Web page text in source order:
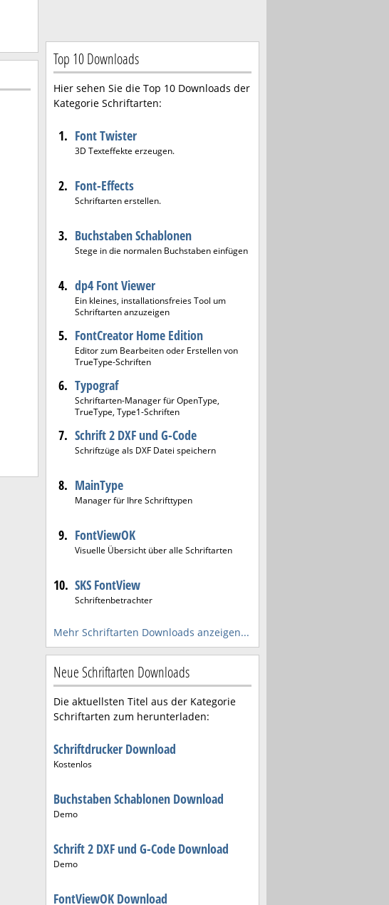
Top 10 Downloads
Hier sehen Sie die Top 10 Downloads der
Kategorie Schriftarten:
1. Font Twister
3D Texteffekte erzeugen.
2. Font-Effects
Schriftarten erstellen.
3. Buchstaben Schablonen
Stege in die normalen Buchstaben einfügen
4. dp4 Font Viewer
Ein kleines, installationsfreies Tool um
Schriftarten anzuzeigen
5. FontCreator Home Edition
Editor zum Bearbeiten oder Erstellen von
TrueType-Schriften
6. Typograf
Schriftarten-Manager für OpenType,
TrueType, Type1-Schriften
7. Schrift 2 DXF und G-Code
Schriftzüge als DXF Datei speichern
8. MainType
Manager für Ihre Schrifttypen
9. FontViewOK
Visuelle Übersicht über alle Schriftarten
10. SKS FontView
Schriftenbetrachter
Mehr Schriftarten Downloads anzeigen...
Neue Schriftarten Downloads
Die aktuellsten Titel aus der Kategorie
Schriftarten zum herunterladen:
Schriftdrucker Download
Kostenlos
Buchstaben Schablonen Download
Demo
Schrift 2 DXF und G-Code Download
Demo
FontViewOK Download